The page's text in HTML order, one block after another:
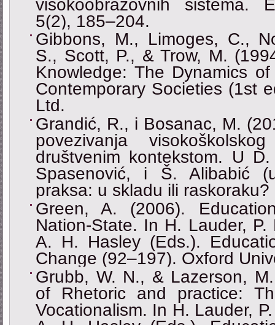
visokoobrazovnih sistema.
5(2), 185–204.
Gibbons, M., Limoges, C.,
S., Scott, P., & Trow, M.
Knowledge: The Dynamics
Contemporary Societies (1st
Ltd.
Grandić, R., i Bosanac, M.
povezivanja
društvenim kontekstom. U
Spasenović, i Š. Alibabić
praksa: u skladu ili
Green, A. (2006).
Nation-State. In H. Lauder,
A. H. Hasley (Eds.).
Change (92–197). Oxford
Grubb, W. N., & Lazerson,
of Rhetoric and practice:
Vocationalism. In H. Lauder,